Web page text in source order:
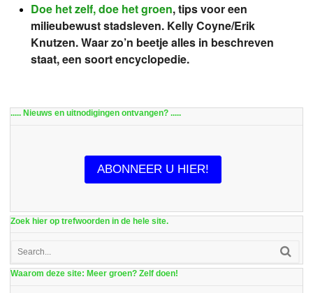
Doe het zelf, doe het groen, tips voor een
milieubewust stadsleven. Kelly Coyne/Erik
Knutzen. Waar zo’n beetje alles in beschreven
staat, een soort encyclopedie.
..... Nieuws en uitnodigingen ontvangen? .....
ABONNEER U HIER!
Zoek hier op trefwoorden in de hele site.
Waarom deze site: Meer groen? Zelf doen!